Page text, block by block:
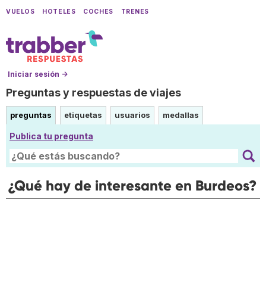
VUELOS HOTELES COCHES TRENES
Iniciar sesión →
Preguntas y respuestas de viajes
preguntas etiquetas usuarios medallas
Publica tu pregunta
¿Qué hay de interesante en Burdeos?